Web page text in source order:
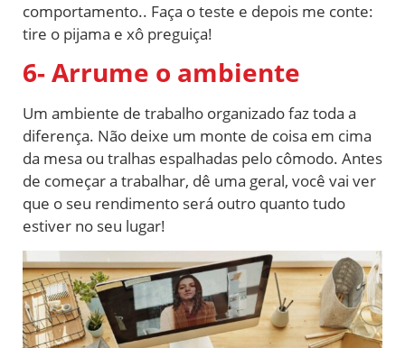
comportamento.. Faça o teste e depois me conte:
tire o pijama e xô preguiça!
6- Arrume o ambiente
Um ambiente de trabalho organizado faz toda a
diferença. Não deixe um monte de coisa em cima
da mesa ou tralhas espalhadas pelo cômodo. Antes
de começar a trabalhar, dê uma geral, você vai ver
que o seu rendimento será outro quanto tudo
estiver no seu lugar!